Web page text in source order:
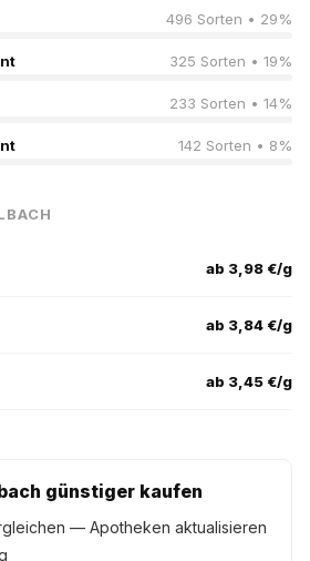
496 Sorten • 29%
325 Sorten • 19%
233 Sorten • 14%
142 Sorten • 8%
ab 3,98 €/g
ab 3,84 €/g
ab 3,45 €/g
günstiger kaufen
— Apotheken aktualisieren